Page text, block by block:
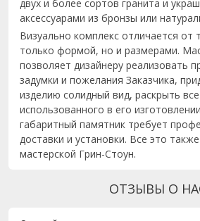
двух и более сортов гранита и
аксессуарами из бронзы или
Визуально комплекс отличается
только формой, но и размерами.
позволяет дизайнеру реализовать
задумки и пожелания Заказчика,
изделию солидный вид, раскрыть
использованного в его
габаритный памятник требует
доставки и установки. Все это
мастерской Грин-Стоун.
ОТЗЫВЫ О